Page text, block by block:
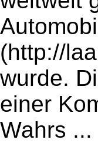
(http://
wurde.
einer
Wahrs ...